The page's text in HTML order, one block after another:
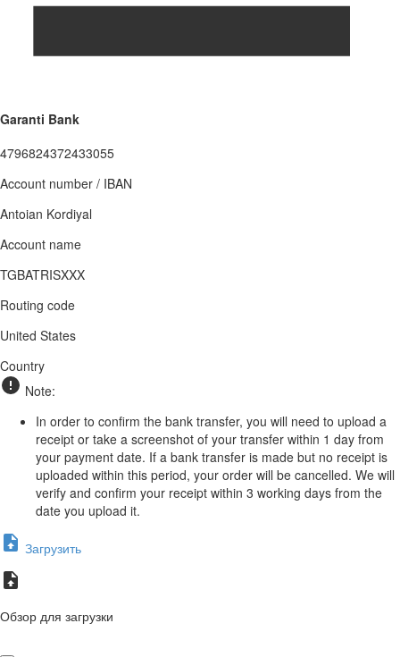
Garanti Bank
4796824372433055
Account number / IBAN
Antoian Kordiyal
Account name
TGBATRISXXX
Routing code
United States
Country
Note:
In order to confirm the bank transfer, you will need to upload a
receipt or take a screenshot of your transfer within 1 day from
your payment date. If a bank transfer is made but no receipt is
uploaded within this period, your order will be cancelled. We will
verify and confirm your receipt within 3 working days from the
date you upload it.
Загрузить
Обзор для загрузки